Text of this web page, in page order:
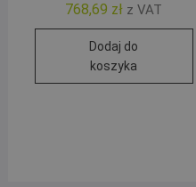
768,69 zł z VAT
Dodaj do
koszyka